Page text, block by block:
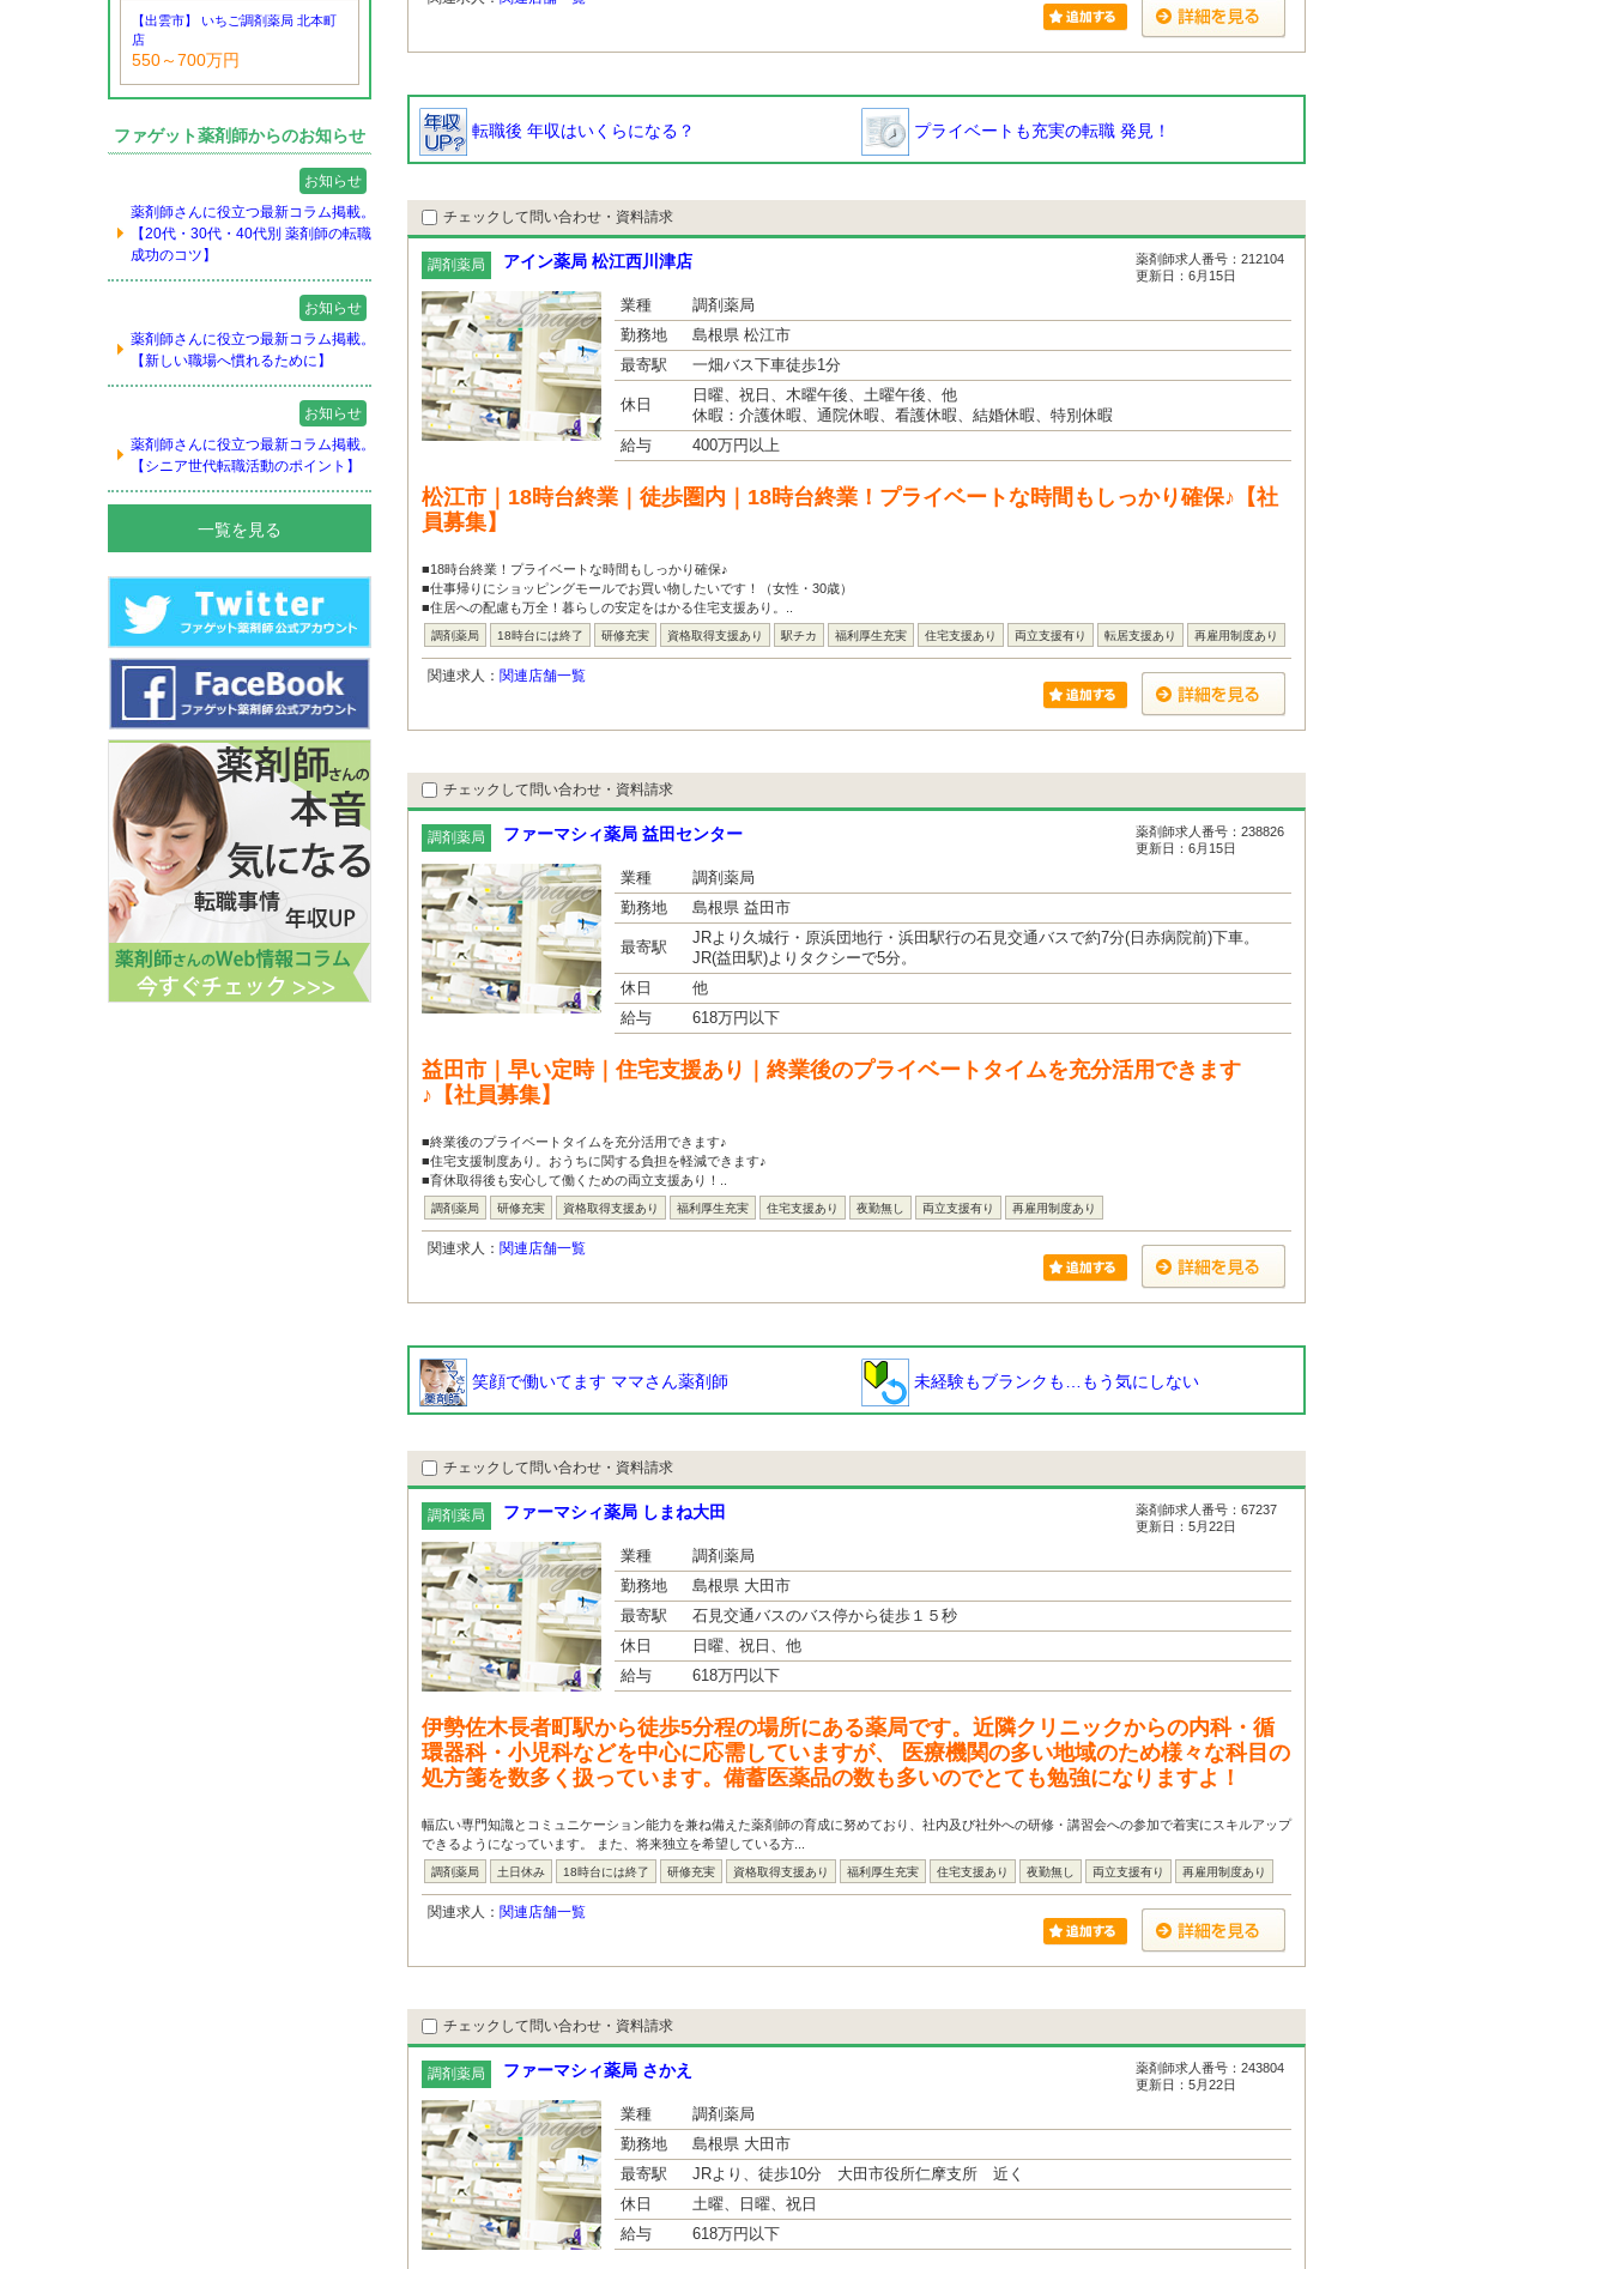
【出雲市】 いちご調剤薬局 北本町
店
550～700万円
ファゲット薬剤師からのお知らせ
お知らせ
薬剤師さんに役立つ最新コラム掲載。
【20代・30代・40代別 薬剤師の転職
成功のコツ】
お知らせ
薬剤師さんに役立つ最新コラム掲載。
【新しい職場へ慣れるために】
お知らせ
薬剤師さんに役立つ最新コラム掲載。
【シニア世代転職活動のポイント】
一覧を見る
転職後 年収はいくらになる？ プライベートも充実の転職 発見！
チェックして問い合わせ・資料請求
調剤薬局 アイン薬局 松江西川津店
薬剤師求人番号：212104
更新日：6月15日
業種
調剤薬局
勤務地
島根県 松江市
最寄駅
一畑バス下車徒歩1分
休日
日曜、祝日、木曜午後、土曜午後、他
休暇：介護休暇、通院休暇、看護休暇、結婚休暇、特別休暇
給与
400万円以上
松江市｜18時台終業｜徒歩圏内｜18時台終業！プライベートな時間もしっかり確保♪【社
員募集】
■18時台終業！プライベートな時間もしっかり確保♪
■仕事帰りにショッピングモールでお買い物したいです！（女性・30歳）
■住居への配慮も万全！暮らしの安定をはかる住宅支援あり。..
調剤薬局 18時台には終了 研修充実 資格取得支援あり 駅チカ 福利厚生充実 住宅支援あり 両立支援有り 転居支援あり 再雇用制度あり
関連求人： 関連店舗一覧
チェックして問い合わせ・資料請求
調剤薬局 ファーマシィ薬局 益田センター
薬剤師求人番号：238826
更新日：6月15日
業種
調剤薬局
勤務地
島根県 益田市
最寄駅
JRより久城行・原浜団地行・浜田駅行の石見交通バスで約7分(日赤病院前)下車。
JR(益田駅)よりタクシーで5分。
休日
他
給与
618万円以下
益田市｜早い定時｜住宅支援あり｜終業後のプライベートタイムを充分活用できます
♪【社員募集】
■終業後のプライベートタイムを充分活用できます♪
■住宅支援制度あり。おうちに関する負担を軽減できます♪
■育休取得後も安心して働くための両立支援あり！..
調剤薬局 研修充実 資格取得支援あり 福利厚生充実 住宅支援あり 夜勤無し 両立支援有り 再雇用制度あり
関連求人： 関連店舗一覧
笑顔で働いてます ママさん薬剤師 未経験もブランクも…もう気にしない
チェックして問い合わせ・資料請求
調剤薬局 ファーマシィ薬局 しまね大田
薬剤師求人番号：67237
更新日：5月22日
業種
調剤薬局
勤務地
島根県 大田市
最寄駅
石見交通バスのバス停から徒歩１５秒
休日
日曜、祝日、他
給与
618万円以下
伊勢佐木長者町駅から徒歩5分程の場所にある薬局です。近隣クリニックからの内科・循
環器科・小児科などを中心に応需していますが、 医療機関の多い地域のため様々な科目の
処方箋を数多く扱っています。備蓄医薬品の数も多いのでとても勉強になりますよ！
幅広い専門知識とコミュニケーション能力を兼ね備えた薬剤師の育成に努めており、社内及び社外への研修・講習会への参加で着実にスキルアップ
できるようになっています。 また、将来独立を希望している方...
調剤薬局 土日休み 18時台には終了 研修充実 資格取得支援あり 福利厚生充実 住宅支援あり 夜勤無し 両立支援有り 再雇用制度あり
関連求人： 関連店舗一覧
チェックして問い合わせ・資料請求
調剤薬局 ファーマシィ薬局 さかえ
薬剤師求人番号：243804
更新日：5月22日
業種
調剤薬局
勤務地
島根県 大田市
最寄駅
JRより、徒歩10分 大田市役所仁摩支所 近く
休日
土曜、日曜、祝日
給与
618万円以下